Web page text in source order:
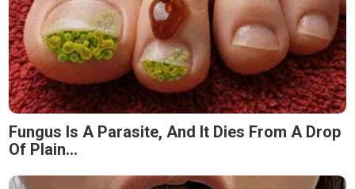
Fungus Is A Parasite, And It Dies From A Drop
Of Plain...